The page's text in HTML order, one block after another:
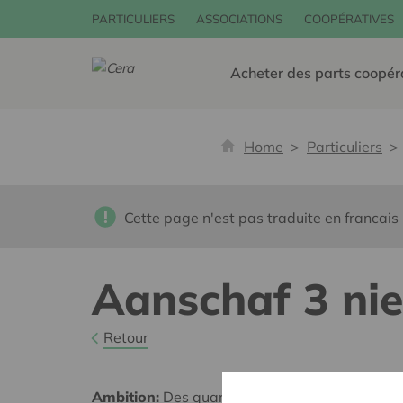
PARTICULIERS ASSOCIATIONS COOPÉRATIVES
Acheter des parts
Home Particuliers
Cette page n'est pas traduite en francais
Aanschaf 3
Retour
Ambition: Des quartiers chaleureux et